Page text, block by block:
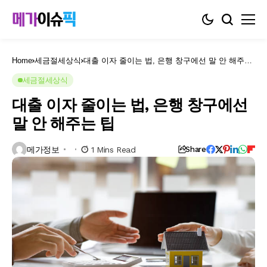
Home 세금절세상식 대출 이자 줄이는 법, 은행 창구에선 말 안 해주는
세금절세상식
대출 이자 줄이는 법, 은행 창구에선
말 안 해주는 팁
메가정보 1 Mins Read Share